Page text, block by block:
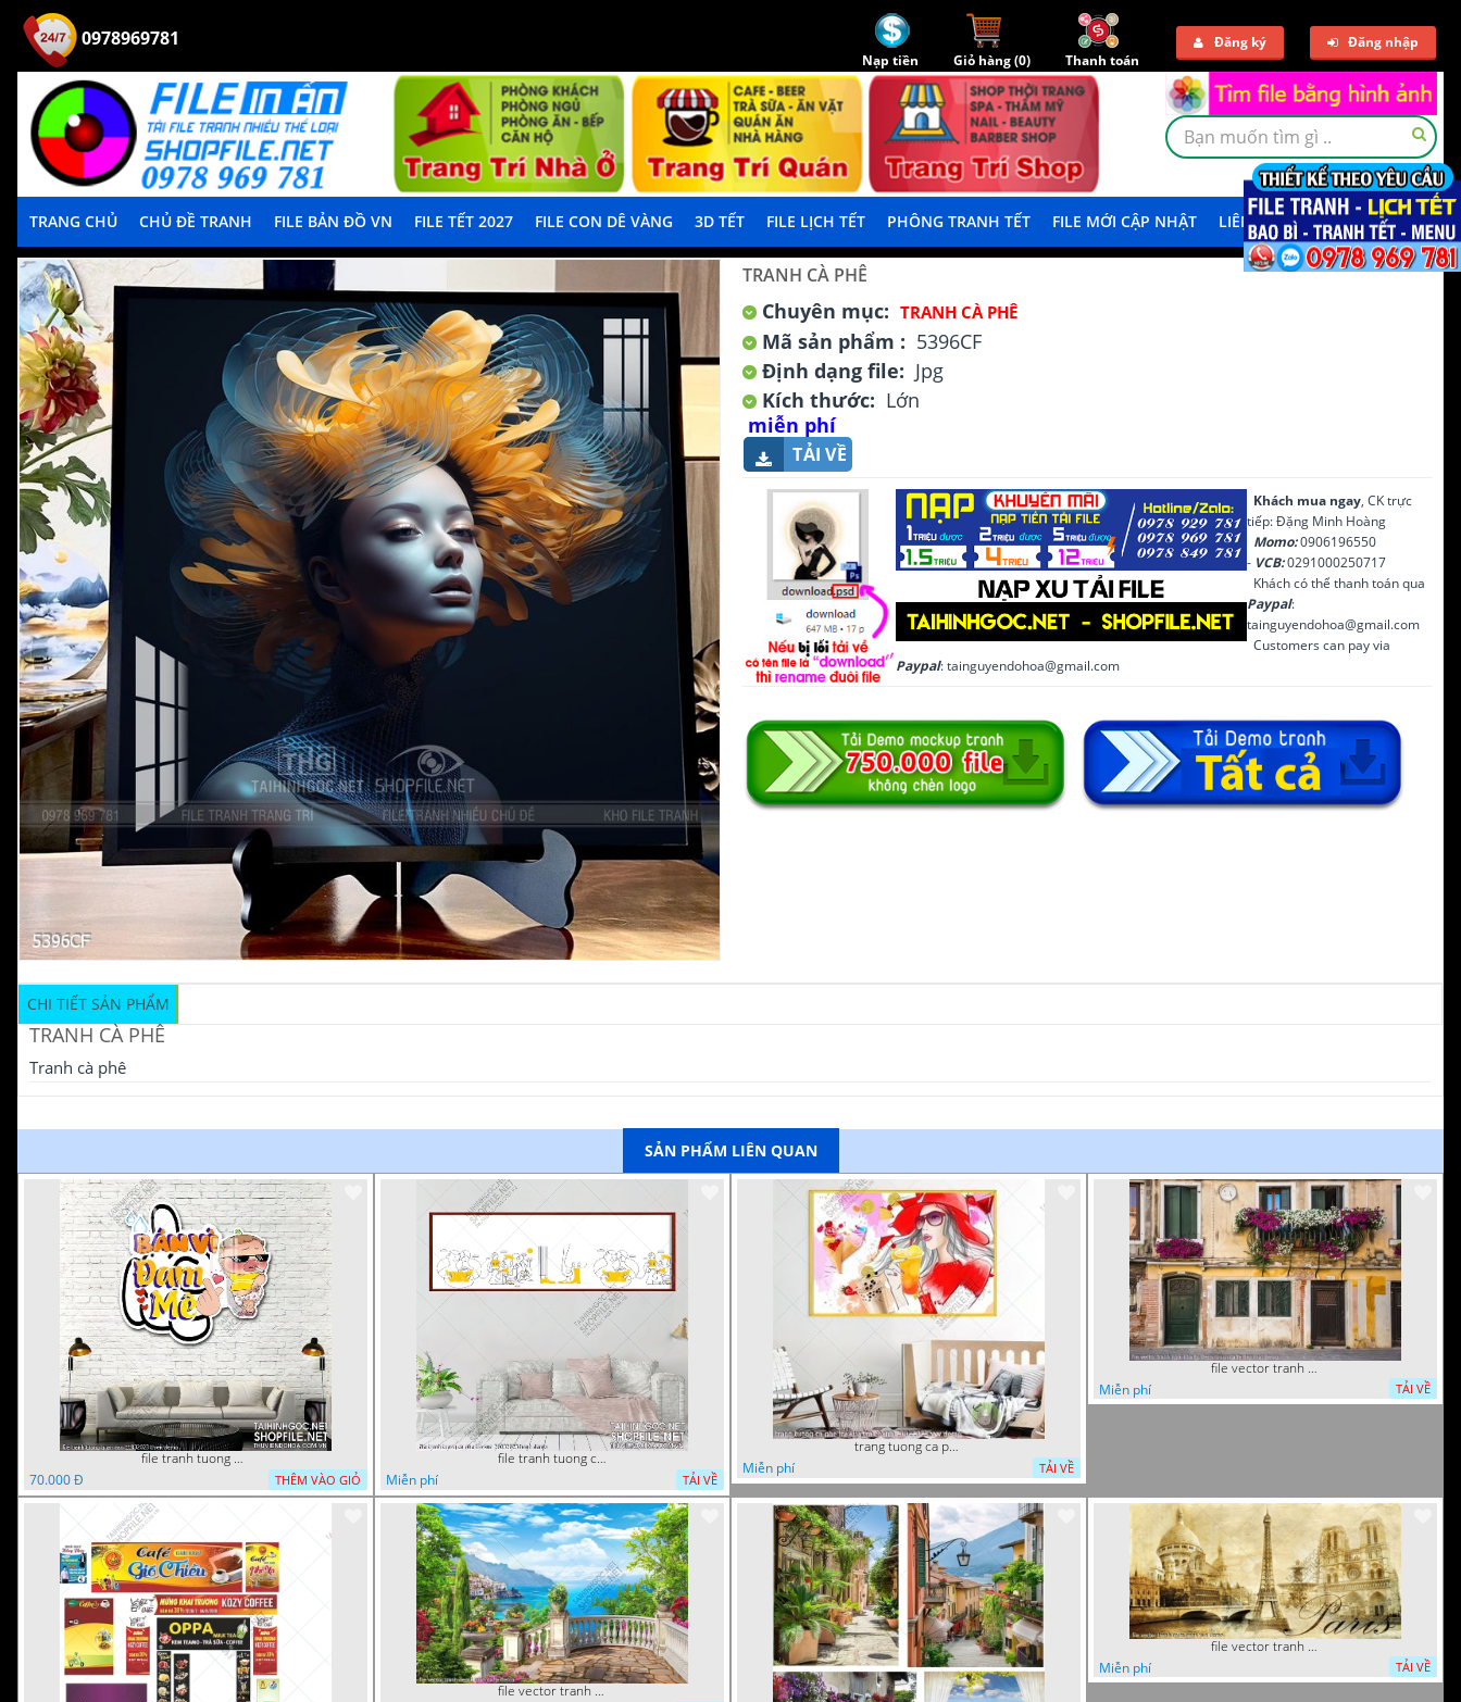
0978969781
Nạp tiền Giỏ hàng (0) Thanh toán
Đăng ký Đăng nhập
TRANG CHỦ CHỦ ĐỀ TRANH FILE BẢN ĐỒ VN FILE TẾT 2027 FILE CON DÊ VÀNG 3D TẾT FILE LỊCH TẾT PHÔNG TRANH TẾT FILE MỚI CẬP NHẬT LIÊN HỆ TẢI DEMO
TRANH CÀ PHÊ
Chuyên mục: TRANH CÀ PHÊ
Mã sản phẩm : 5396CF
Định dạng file: Jpg
Kích thước: Lớn
miễn phí
TẢI VỀ
Khách mua ngay, CK trực
tiếp: Đặng Minh Hoàng
Momo:0906196550
- VCB:0291000250717
Khách có thể thanh toán qua
Paypal:
tainguyendohoa@gmail.com
Customers can pay via
Paypal: tainguyendohoa@gmail.com
CHI TIẾT SẢN PHẨM
TRANH CÀ PHÊ
Tranh cà phê
SẢN PHẨM LIÊN QUAN
file tranh tuong quan cao 11032023 thien
70.000 Đ
THÊM VÀO GIỎ
file tranh tuong ca phe tra sua 20032023 hanh
Miễn phí
TẢI VỀ
trang tuong ca phe tra sua tra chanh 20022023 vvv
Miễn phí
TẢI VỀ
file vector tranh ngoi nha cu decor quan caffe dep mat
Miễn phí
TẢI VỀ
file vector tranh decor quan caffe
file vector tranh caffe paris xua
Miễn phí
TẢI VỀ